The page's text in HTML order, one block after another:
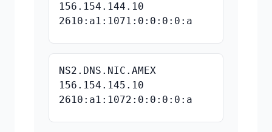
156.154.144.10
2610:a1:1071:0:0:0:0:a
NS2.DNS.NIC.AMEX
156.154.145.10
2610:a1:1072:0:0:0:0:a